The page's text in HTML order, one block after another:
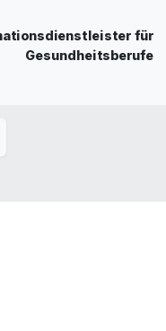
für
Gesundheitsberufe